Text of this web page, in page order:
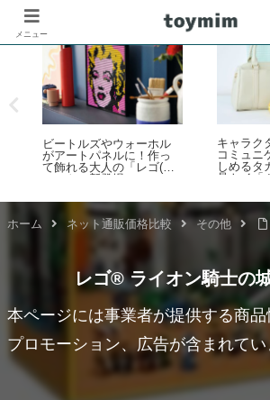
ビートルズやウォーホル
がアートパネルに！作っ
て飾れる大人の「レゴ(R)
アート」新登場
キャラク
コミュニ
しめるタ
晶トイ「
弾はサン
ホーム ネット通販価格比較 その他
レゴ® ライオン騎士の
本ページには事業者が提供する商
プロモーション、広告が含まれてい
メニュー